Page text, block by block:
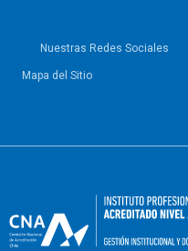
Nuestras Redes Sociales
Mapa del Sitio